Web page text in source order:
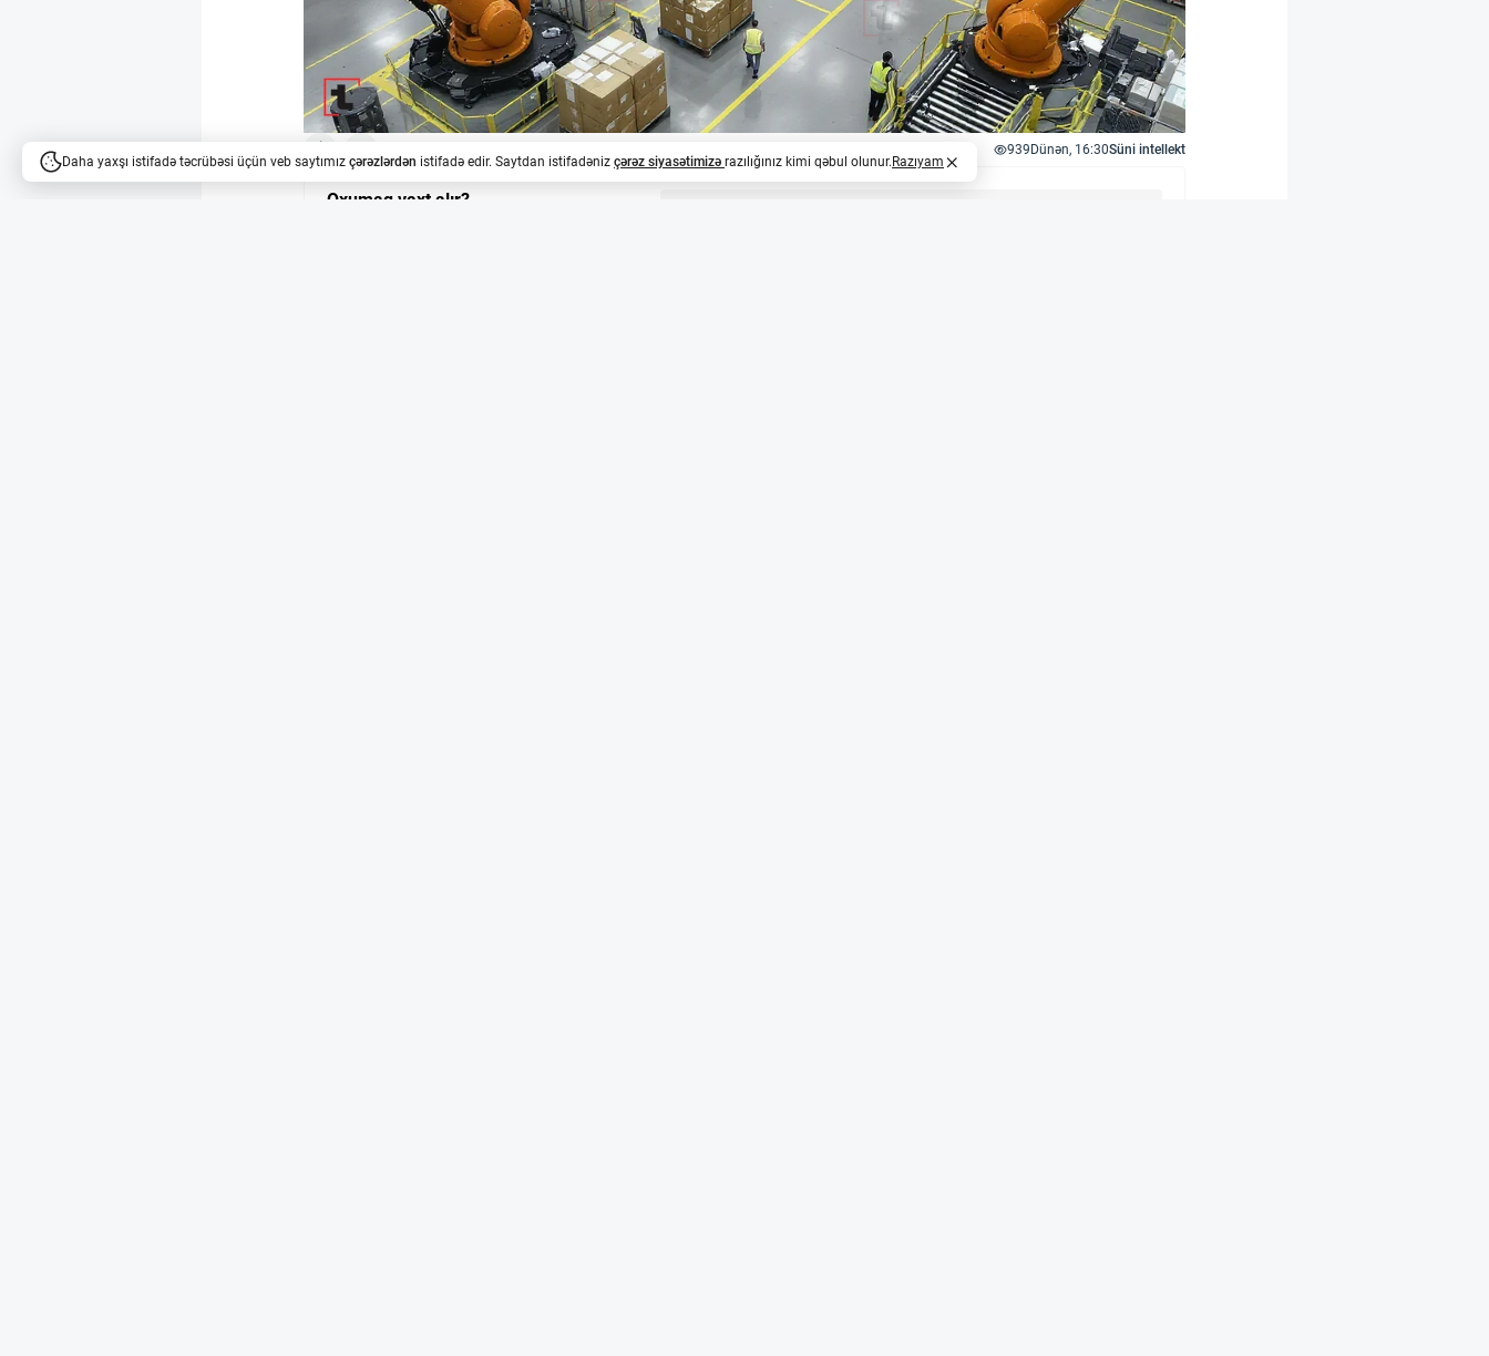
939Dünən, 16:30Süni intellekt
Oxumaq vaxt alır?
Daha yaxşı istifadə təcrübəsi üçün veb saytımız çərəzlərdən istifadə edir. Saytdan istifadəniz çərəz siyasətimizə razılığınız kimi qəbul olunur. Razıyam